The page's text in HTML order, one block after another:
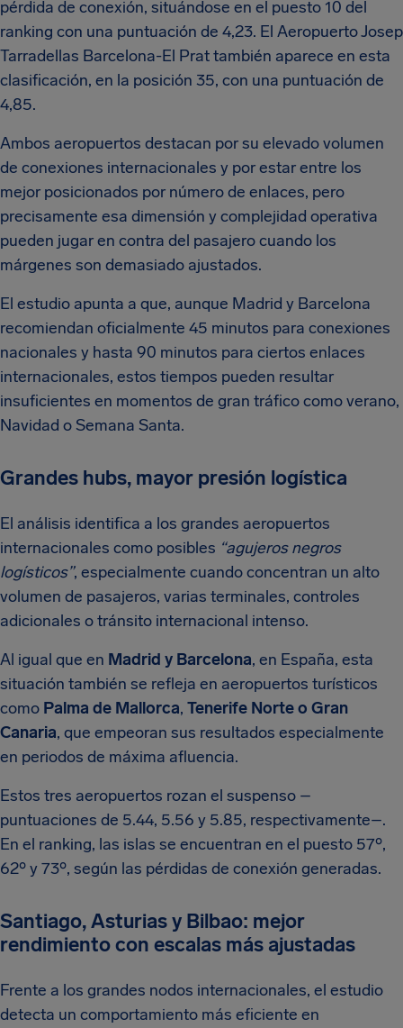
pérdida de conexión, situándose en el puesto 10 del
ranking con una puntuación de 4,23. El Aeropuerto Josep
Tarradellas Barcelona-El Prat también aparece en esta
clasificación, en la posición 35, con una puntuación de
4,85.
Ambos aeropuertos destacan por su elevado volumen
de conexiones internacionales y por estar entre los
mejor posicionados por número de enlaces, pero
precisamente esa dimensión y complejidad operativa
pueden jugar en contra del pasajero cuando los
márgenes son demasiado ajustados.
El estudio apunta a que, aunque Madrid y Barcelona
recomiendan oficialmente 45 minutos para conexiones
nacionales y hasta 90 minutos para ciertos enlaces
internacionales, estos tiempos pueden resultar
insuficientes en momentos de gran tráfico como verano,
Navidad o Semana Santa.
Grandes hubs, mayor presión logística
El análisis identifica a los grandes aeropuertos
internacionales como posibles “agujeros negros
logísticos”, especialmente cuando concentran un alto
volumen de pasajeros, varias terminales, controles
adicionales o tránsito internacional intenso.
Al igual que en Madrid y Barcelona, en España, esta
situación también se refleja en aeropuertos turísticos
como Palma de Mallorca, Tenerife Norte o Gran
Canaria, que empeoran sus resultados especialmente
en periodos de máxima afluencia.
Estos tres aeropuertos rozan el suspenso –
puntuaciones de 5.44, 5.56 y 5.85, respectivamente–.
En el ranking, las islas se encuentran en el puesto 57º,
62º y 73º, según las pérdidas de conexión generadas.
Santiago, Asturias y Bilbao: mejor
rendimiento con escalas más ajustadas
Frente a los grandes nodos internacionales, el estudio
detecta un comportamiento más eficiente en